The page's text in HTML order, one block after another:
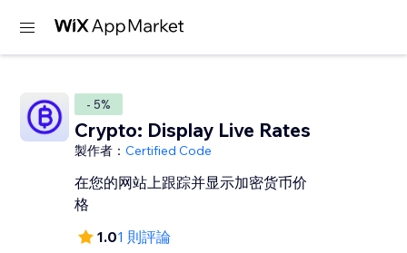
- 5%
Crypto: Display Live Rates
製作者：Certified Code
在您的网站上跟踪并显示加密货币价
格
1.01 則評論